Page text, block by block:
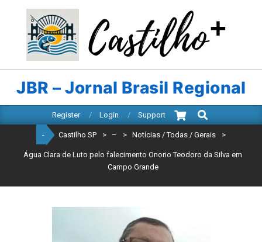
content
CASTILHO
SP
JBR – Jornal Brasil Regional
Navigation
Register Login Support
Search
- Castilho SP > – > Notícias / Todas / Gerais >
Água Clara de Luto pelo falecimento Onorio Teodoro da Silva em
Campo Grande